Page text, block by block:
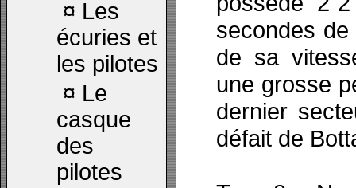
¤ Les
écuries et
les pilotes
¤ Le
casque
des
pilotes
secondes
de sa
une grosse
dernier
défait de